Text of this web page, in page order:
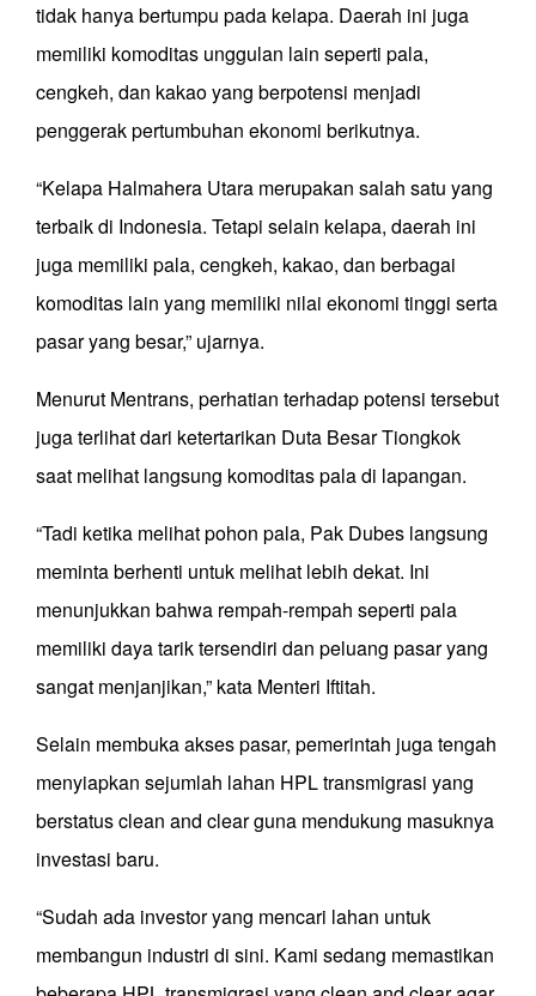
tidak hanya bertumpu pada kelapa. Daerah ini juga
memiliki komoditas unggulan lain seperti pala,
cengkeh, dan kakao yang berpotensi menjadi
penggerak pertumbuhan ekonomi berikutnya.
“Kelapa Halmahera Utara merupakan salah satu yang
terbaik di Indonesia. Tetapi selain kelapa, daerah ini
juga memiliki pala, cengkeh, kakao, dan berbagai
komoditas lain yang memiliki nilai ekonomi tinggi serta
pasar yang besar,” ujarnya.
Menurut Mentrans, perhatian terhadap potensi tersebut
juga terlihat dari ketertarikan Duta Besar Tiongkok
saat melihat langsung komoditas pala di lapangan.
“Tadi ketika melihat pohon pala, Pak Dubes langsung
meminta berhenti untuk melihat lebih dekat. Ini
menunjukkan bahwa rempah-rempah seperti pala
memiliki daya tarik tersendiri dan peluang pasar yang
sangat menjanjikan,” kata Menteri Iftitah.
Selain membuka akses pasar, pemerintah juga tengah
menyiapkan sejumlah lahan HPL transmigrasi yang
berstatus clean and clear guna mendukung masuknya
investasi baru.
“Sudah ada investor yang mencari lahan untuk
membangun industri di sini. Kami sedang memastikan